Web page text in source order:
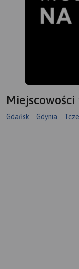
Gdańsk Gdynia